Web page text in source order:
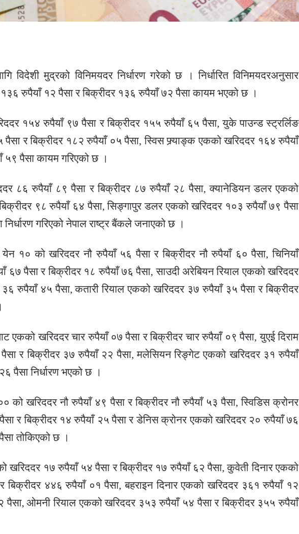
विदेशी मुद्रको विनिमयदर निर्धारण गरेको छ । निर्धारित विनिमयदरअनुसार
रुपैयाँ १२ पैसा र बिक्रीदर १३६ रुपैयाँ ७२ पैसा कायम भएको छ ।
१५४ रुपैयाँ ९७ पैसा र बिक्रीदर १५५ रुपैयाँ ६५ पैसा, युके पाउन्ड स्ट्रर्लिङ
र बिक्रीदर १८२ रुपैयाँ ०५ पैसा, स्विस फ्र्याङ्क एकको खरिददर १६४ रुपैयाँ
५९ पैसा कायम गरिएको छ ।
८६ रुपैयाँ ८९ पैसा र बिक्रीदर ८७ रुपैयाँ २८ पैसा, क्यानेडियन डलर एकको
९८ रुपैयाँ ६४ पैसा, सिङ्गापुर डलर एकको खरिददर १०३ रुपैयाँ ७९ पैसा
गरिएको नेपाल राष्ट्र बैंकले जनाएको छ ।
१० को खरिददर नौ रुपैयाँ ५६ पैसा र बिक्रीदर नौ रुपैयाँ ६० पैसा, चिनियाँ
पैसा र बिक्रीदर १८ रुपैयाँ ७६ पैसा, साउदी अरेबियन रियाल एकको खरिददर
रुपैयाँ ४५ पैसा, कतारी रियाल एकको खरिददर ३७ रुपैयाँ ३५ पैसा र बिक्रीदर
एकको खरिददर चार रुपैयाँ ०७ पैसा र बिक्रीदर चार रुपैयाँ ०९ पैसा, युएई दिराम
र बिक्रीदर ३७ रुपैयाँ २२ पैसा, मलेसियन रिङ्गेट एकको खरिददर ३१ रुपैयाँ
पैसा निर्धारण भएको छ ।
को खरिददर नौ रुपैयाँ ४९ पैसा र बिक्रीदर नौ रुपैयाँ ५३ पैसा, स्विडिस क्रोनर
र बिक्रीदर १४ रुपैयाँ २५ पैसा र डेनिस क्रोनर एकको खरिददर २० रुपैयाँ ७६
तोकिएको छ ।
१७ रुपैयाँ ५४ पैसा र बिक्रीदर १७ रुपैयाँ ६२ पैसा, कुवेती दिनार एकको
बिक्रीदर ४४६ रुपैयाँ ०१ पैसा, बहराइन दिनार एकको खरिददर ३६१ रुपैयाँ १२
पैसा, ओमनी रियाल एकको खरिददर ३५३ रुपैयाँ ५४ पैसा र बिक्रीदर ३५५ रुपैयाँ